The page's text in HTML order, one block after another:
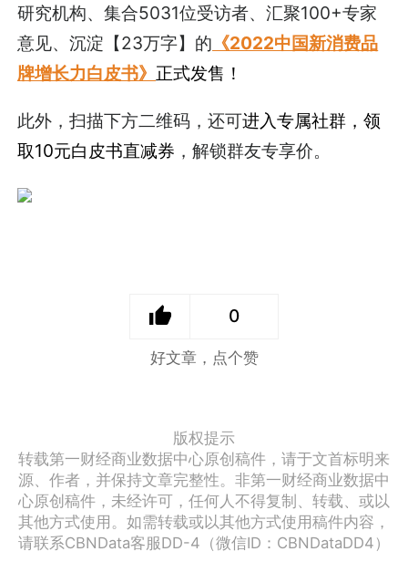
研究机构、集合5031位受访者、汇聚100+专家
意见、沉淀【23万字】的 《2022中国新消费品
牌增长力白皮书》 正式发售！
此外，扫描下方二维码，还可进入专属社群，领
取10元白皮书直减券 ，解锁群友专享价。
0
好文章，点个赞
版权提示
转载第一财经商业数据中心原创稿件，请于文首标明来
源、作者，并保持文章完整性。非第一财经商业数据中
心原创稿件，未经许可，任何人不得复制、转载、或以
其他方式使用。如需转载或以其他方式使用稿件内容，
请联系CBNData客服DD-4（微信ID：CBNDataDD4）